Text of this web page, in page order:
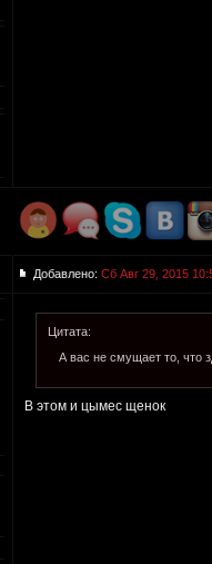
Добавлено: Сб Авг 29, 2015
Цитата:
А вас не смущает то, что
В этом и цымес щенок